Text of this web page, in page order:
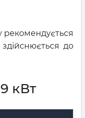
рекомендується
до
кВт